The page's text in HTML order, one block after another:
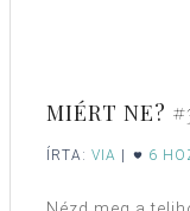
MIÉRT NE?
ÍRTA: VIA | 6